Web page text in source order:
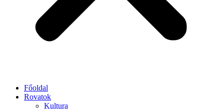
Főoldal
Rovatok
Kultura